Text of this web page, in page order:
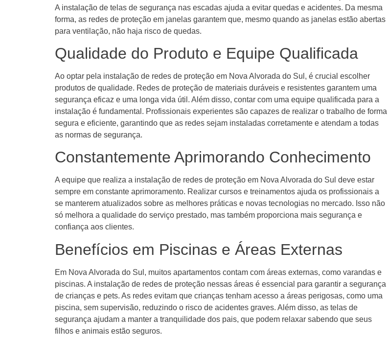
A instalação de telas de segurança nas escadas ajuda a evitar quedas e acidentes. Da mesma
forma, as redes de proteção em janelas garantem que, mesmo quando as janelas estão abertas
para ventilação, não haja risco de quedas.
Qualidade do Produto e Equipe Qualificada
Ao optar pela instalação de redes de proteção em Nova Alvorada do Sul, é crucial escolher
produtos de qualidade. Redes de proteção de materiais duráveis e resistentes garantem uma
segurança eficaz e uma longa vida útil. Além disso, contar com uma equipe qualificada para a
instalação é fundamental. Profissionais experientes são capazes de realizar o trabalho de forma
segura e eficiente, garantindo que as redes sejam instaladas corretamente e atendam a todas
as normas de segurança.
Constantemente Aprimorando Conhecimento
A equipe que realiza a instalação de redes de proteção em Nova Alvorada do Sul deve estar
sempre em constante aprimoramento. Realizar cursos e treinamentos ajuda os profissionais a
se manterem atualizados sobre as melhores práticas e novas tecnologias no mercado. Isso não
só melhora a qualidade do serviço prestado, mas também proporciona mais segurança e
confiança aos clientes.
Benefícios em Piscinas e Áreas Externas
Em Nova Alvorada do Sul, muitos apartamentos contam com áreas externas, como varandas e
piscinas. A instalação de redes de proteção nessas áreas é essencial para garantir a segurança
de crianças e pets. As redes evitam que crianças tenham acesso a áreas perigosas, como uma
piscina, sem supervisão, reduzindo o risco de acidentes graves. Além disso, as telas de
segurança ajudam a manter a tranquilidade dos pais, que podem relaxar sabendo que seus
filhos e animais estão seguros.